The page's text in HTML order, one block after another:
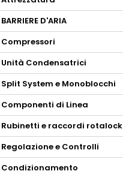
BARRIERE D'ARIA
Compressori
Unità Condensatrici
Split System e Monoblocchi
Componenti di Linea
Rubinetti e raccordi rotalock
Regolazione e Controlli
Condizionamento